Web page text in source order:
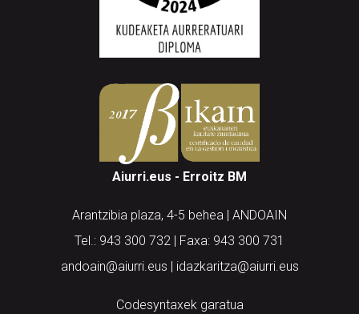
Aiurri.eus - Erroitz BM
Arantzibia plaza, 4-5 behea | ANDOAIN
Tel.: 943 300 732 | Faxa: 943 300 731
andoain@aiurri.eus | idazkaritza@aiurri.eus
Codesyntaxek garatua